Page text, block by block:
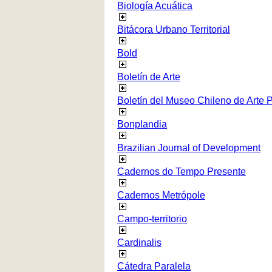
Biología Acuática
Bitácora Urbano Territorial
Bold
Boletín de Arte
Boletín del Museo Chileno de Arte
Bonplandia
Brazilian Journal of Development
Cadernos do Tempo Presente
Cadernos Metrópole
Campo-territorio
Cardinalis
Cátedra Paralela